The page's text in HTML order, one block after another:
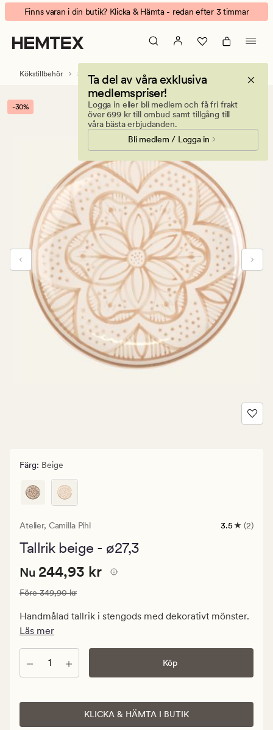
Atelier
tallrik
beige
Animerad
banner.
Klicka
på
att
pausa.
Finns varan i din butik? Klicka & Hämta - redan efter 3 timmar
Ta del av våra exklusiva
medlemspriser!
Logga in eller bli medlem och få fri frakt
över 699 kr till ombud samt tillgång till
våra bästa erbjudanden.
Bli medlem / Logga in
Kökstillbehör Servis Tallrikar & skålar
-30%
Färg: Beige
Atelier, Camilla Pihl
2
3.5 (2)
Tallrik beige - ø27,3
Pris
kr.
Ordinarie
pris
Nuvarande pris
Nu 244,93 kr
Ordinarie pris 349,90 kr
Före349,90 kr
Handmålad tallrik i stengods med dekorativt mönster.
Läs mer
Antal Köp
KLICKA & HÄMTA I BUTIK